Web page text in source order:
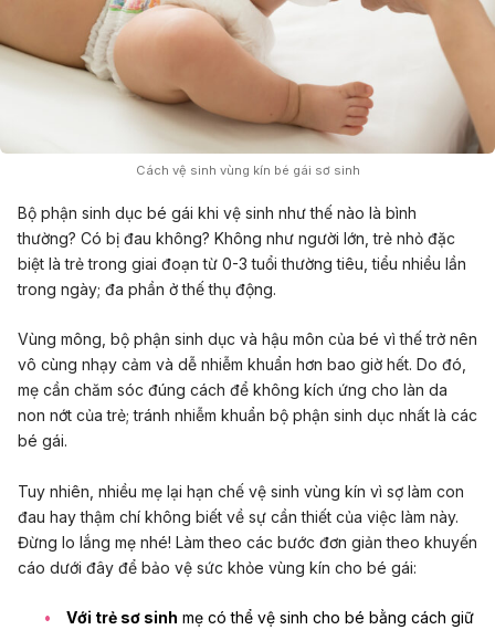
Cách vệ sinh vùng kín bé gái sơ sinh
Bộ phận sinh dục bé gái khi vệ sinh như thế nào là bình
thường? Có bị đau không? Không như người lớn, trẻ nhỏ đặc
biệt làtrẻ trong giai đoạn từ 0-3 tuổi thường tiêu, tiểu nhiều lần
trong ngày; đa phần ở thế thụ động.
Vùng mông, bộ phận sinh dục và hậu môn của bé vì thế trở nên
vô cùng nhạy cảm và dễ nhiễm khuẩn hơn bao giờ hết. Do đó,
mẹ cần chăm sóc đúng cách để không kích ứng cho làn da
non nớt của trẻ; tránh nhiễm khuẩn bộ phận sinh dục nhất là các
bé gái.
Tuy nhiên, nhiều mẹ lại hạn chế vệ sinh vùng kín vì sợ làm con
đau hay thậm chí không biết về sự cần thiết của việc làm này.
Đừng lo lắng mẹ nhé! Làm theo các bước đơn giảntheo khuyến
cáo dưới đây để bảo vệ sức khỏe vùng kín cho bé gái:
Với trẻ sơ sinh mẹ có thể vệ sinh cho bé bằng cách giữ